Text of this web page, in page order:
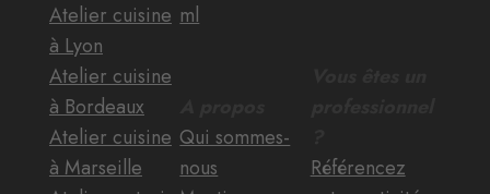
Atelier cuisine
à Lyon
Atelier cuisine
à Bordeaux
Atelier cuisine
à Marseille
ml
Qui sommes-
nous
Référencez